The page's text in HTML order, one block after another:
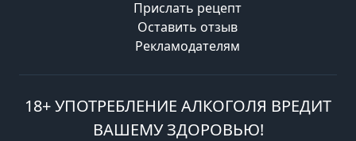
Прислать рецепт
Оставить отзыв
Рекламодателям
18+ УПОТРЕБЛЕНИЕ АЛКОГОЛЯ ВРЕДИТ
ВАШЕМУ ЗДОРОВЬЮ!